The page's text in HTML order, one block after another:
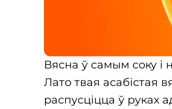
Вясна ў самым соку і
Лато твая асабістая
распусціцца ў руках